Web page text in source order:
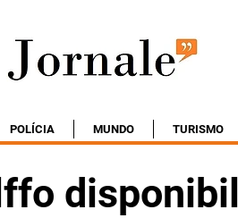
POLÍCIA MUNDO TURISMO